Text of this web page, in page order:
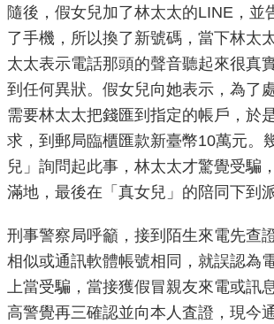
點
業
務
廉
政
園
地
民
服
務
隨後，假女兒加了林太太的LINE，並
了手機，所以換了新號碼，當下林太
太太表示電話那頭的聲音聽起來很真
到任何異狀。假女兒向她表示，為了
需要林太太把錢匯到指定的帳戶，於
求，到郵局臨櫃匯款新臺幣10萬元。
兒」詢問起此事，林太太才驚覺受騙
滿地，最後在「真女兒」的陪同下
刑事警察局呼籲，接到陌生來電先查
相似或通訊軟體帳號相同，就誤認為
上當受騙，當接獲假冒親友來電或訊
高警覺再三確認並向本人査證，現今